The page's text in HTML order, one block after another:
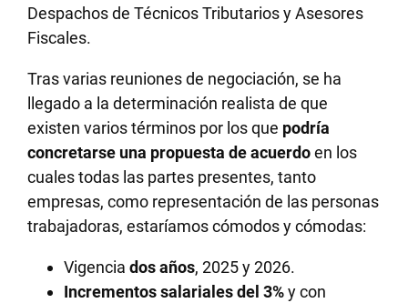
Despachos de Técnicos Tributarios y Asesores
Fiscales.
Tras varias reuniones de negociación, se ha
llegado a la determinación realista de que
existen varios términos por los que podría
concretarse una propuesta de acuerdoen los
cuales todas las partes presentes, tanto
empresas, como representación de las personas
trabajadoras, estaríamos cómodos y cómodas:
Vigenciados años, 2025 y 2026.
Incrementos salariales del 3%y con